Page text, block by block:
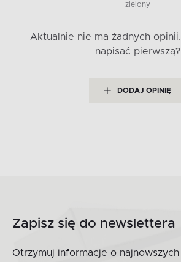
zielony
Aktualnie nie ma żadnych opinii.
napisać pierwszą?
DODAJ OPINIĘ
Zapisz się do newslettera
Otrzymuj informacje o najnowszych